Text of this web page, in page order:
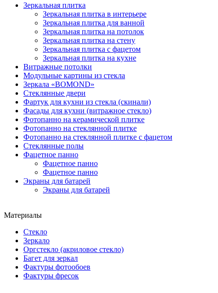
Зеркальная плитка
Зеркальная плитка в интерьере
Зеркальная плитка для ванной
Зеркальная плитка на потолок
Зеркальная плитка на стену
Зеркальная плитка с фацетом
Зеркальная плитка на кухне
Витражные потолки
Модульные картины из стекла
Зеркала «BOMOND»
Стеклянные двери
Фартук для кухни из стекла (скинали)
Фасады для кухни (витражное стекло)
Фотопанно на керамической плитке
Фотопанно на стеклянной плитке
Фотопанно на стеклянной плитке с фацетом
Стеклянные полы
Фацетное панно
Фацетное панно
Фацетное панно
Экраны для батарей
Экраны для батарей
Материалы
Стекло
Зеркало
Оргстекло (акриловое стекло)
Багет для зеркал
Фактуры фотообоев
Фактуры фресок